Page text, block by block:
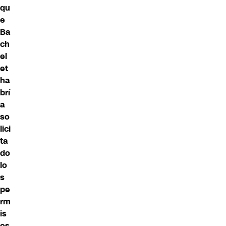
qu
e
Ba
ch
el
et
ha
brí
a
so
lici
ta
do
lo
s
pe
rm
is